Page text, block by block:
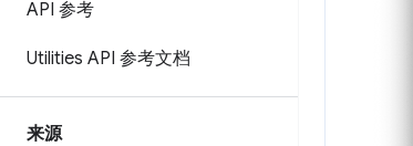
API 参考
Utilities API 参考文档
来源